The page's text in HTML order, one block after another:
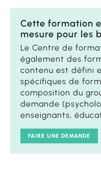
Cette formation
mesure pour les
Le Centre de
également des
contenu est défini
spécifiques de
composition du
demande
enseignants,
FAIRE UNE DEMANDE